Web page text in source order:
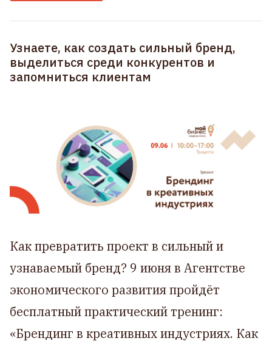
Узнаете, как создать сильный бренд,
выделиться среди конкурентов и
запомниться клиентам
Как превратить проект в сильный и
узнаваемый бренд? 9 июня в Агентстве
экономического развития пройдёт
бесплатный практический тренинг:
«Брендинг в креативных индустриях. Как